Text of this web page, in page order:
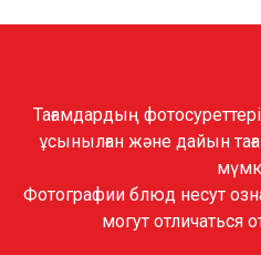
Тағамдардың
ұсынылған және дайын
Фотографии блюд несут
могут отличаться